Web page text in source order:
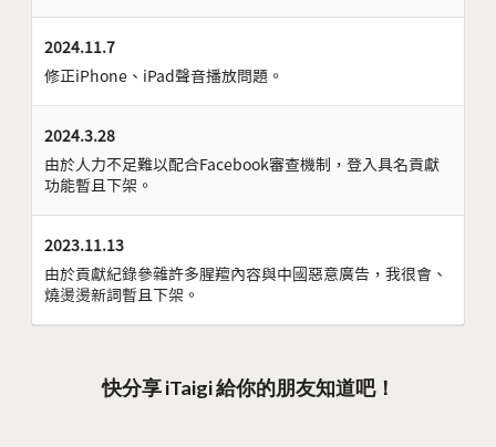
2024.11.7
修正iPhone、iPad聲音播放問題。
2024.3.28
由於人力不足難以配合Facebook審查機制，登入具名貢獻
功能暫且下架。
2023.11.13
由於貢獻紀錄參雜許多腥羶內容與中國惡意廣告，我很會、
燒燙燙新詞暫且下架。
快分享 iTaigi 給你的朋友知道吧！